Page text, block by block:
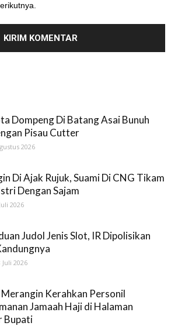
Dompeng Di Batang Asai Bunuh
Pisau Cutter
2026
Di Ajak Rujuk, Suami Di CNG Tikam
Dengan Sajam
2026
Judol Jenis Slot, IR Dipolisikan
Juli 2026
Kerahkan Personil
Jamaah Haji di Halaman
Bupati